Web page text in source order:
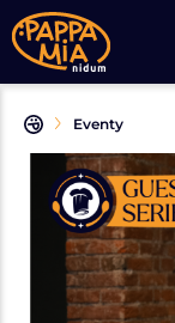
Eventy